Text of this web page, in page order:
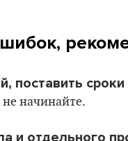
поставить
начинайте.
и отдельного